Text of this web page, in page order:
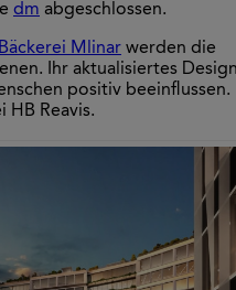
dm abgeschlossen.
Bäckerei Mlinar werden die
Ihr aktualisiertes
positiv beeinflussen.
HB Reavis.